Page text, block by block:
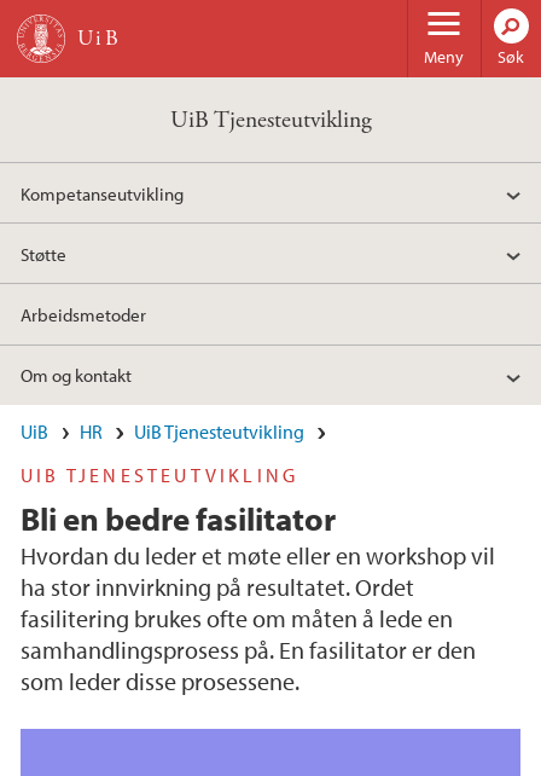
Hopp til hovedinnhold
Meny Søk
UiB Tjenesteutvikling
Kompetanseutvikling
Støtte
Arbeidsmetoder
Om og kontakt
UiB HR
UiB Tjenesteutvikling
UIB TJENESTEUTVIKLING
Bli en bedre fasilitator
Hvordan du leder et møte eller en workshop vil
ha stor innvirkning på resultatet. Ordet
fasilitering brukes ofte om måten å lede en
samhandlingsprosess på. En fasilitator er den
som leder disse prosessene.